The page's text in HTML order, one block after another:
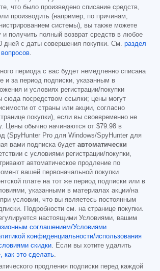
что было произведено списание средств,
производить (например, по причинам,
системы), вы также можете
и получить полный возврат средств в любое
дней с даты совершения покупки. См. раздел
.
периода с вас будет немедленно списана
и за период подписки, указанным в
и условиях регистрации/покупки
сюда посредством ссылки; цены могут
от страны или акции, согласно
покупки), если вы своевременно не
Цены обычно начинаются от $79.98 в
(SpyHunter Pro для Windows/SpyHunter для
вами подписка будет автоматически
с условиями регистрации/покупки,
автоматическое продление по
вашей первоначальной покупки
плате на тот же период подписки или в
указанными в материалах акции/на
условии, что вы являетесь постоянным
Подробности см. на странице покупки.
настоящими Условиями, вашим
соглашением/Условиями
конфиденциальности/использования
скидки. Если вы хотите удалить
как это сделать.
продления подписки перед каждой